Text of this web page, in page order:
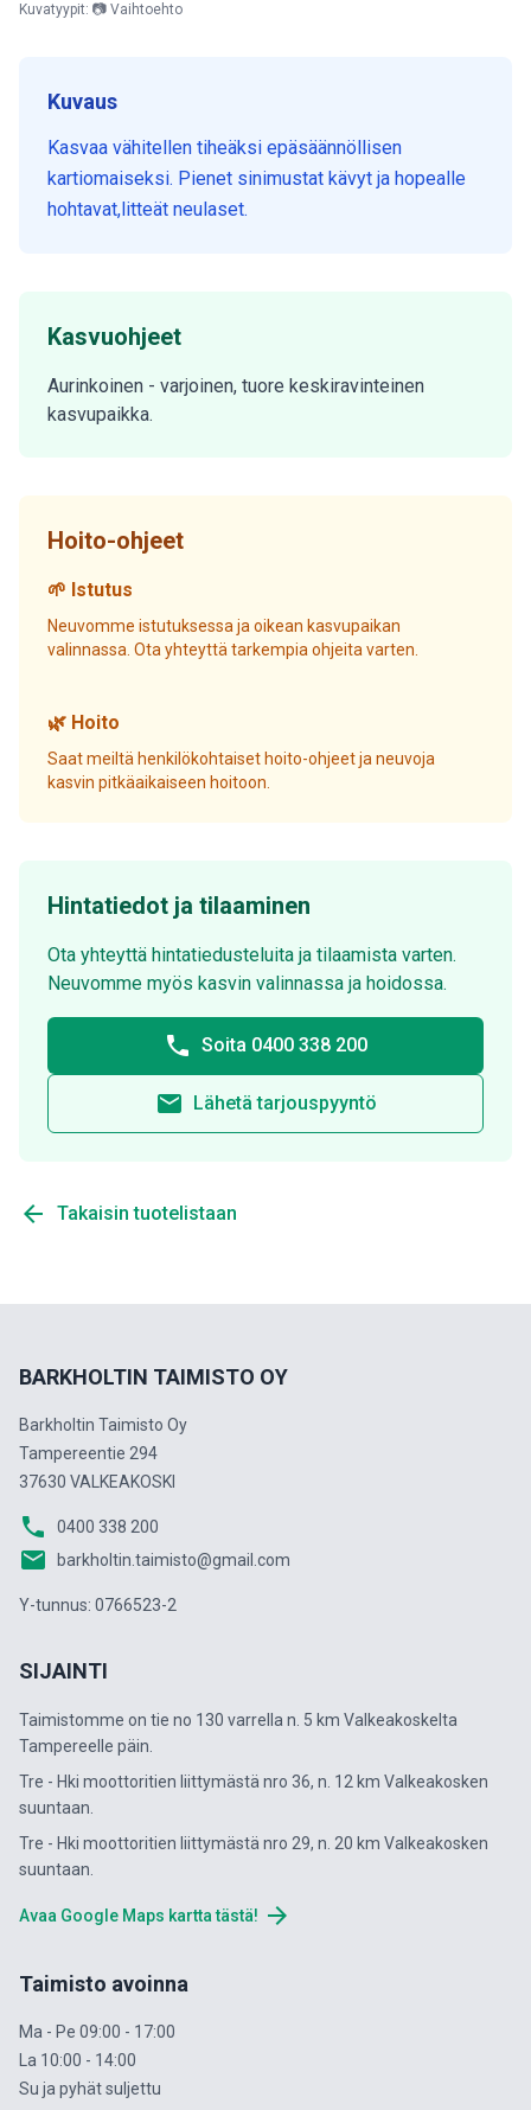
Kuvatyypit: 📷 Vaihtoehto
Kuvaus
Kasvaa vähitellen tiheäksi epäsäännöllisen
kartiomaiseksi. Pienet sinimustat kävyt ja hopealle
hohtavat,litteät neulaset.
Kasvuohjeet
Aurinkoinen - varjoinen, tuore keskiravinteinen
kasvupaikka.
Hoito-ohjeet
🌱 Istutus
Neuvomme istutuksessa ja oikean kasvupaikan
valinnassa. Ota yhteyttä tarkempia ohjeita varten.
🌿 Hoito
Saat meiltä henkilökohtaiset hoito-ohjeet ja neuvoja
kasvin pitkäaikaiseen hoitoon.
Hintatiedot ja tilaaminen
Ota yhteyttä hintatiedusteluita ja tilaamista varten.
Neuvomme myös kasvin valinnassa ja hoidossa.
phone Soita 0400 338 200
email Lähetä tarjouspyyntö
arrow_back Takaisin tuotelistaan
BARKHOLTIN TAIMISTO OY
Barkholtin Taimisto Oy
Tampereentie 294
37630 VALKEAKOSKI
phone 0400 338 200
email barkholtin.taimisto@gmail.com
Y-tunnus: 0766523-2
SIJAINTI
Taimistomme on tie no 130 varrella n. 5 km Valkeakoskelta
Tampereelle päin.
Tre - Hki moottoritien liittymästä nro 36, n. 12 km Valkeakosken
suuntaan.
Tre - Hki moottoritien liittymästä nro 29, n. 20 km Valkeakosken
suuntaan.
Avaa Google Maps kartta tästä! arrow_forward
Taimisto avoinna
Ma - Pe 09:00 - 17:00
La 10:00 - 14:00
Su ja pyhät suljettu